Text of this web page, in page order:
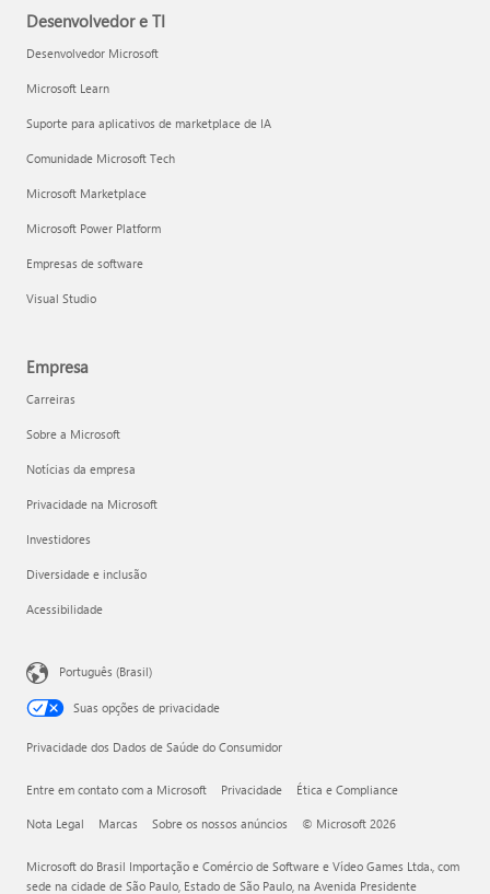
Desenvolvedor e TI
Desenvolvedor Microsoft
Microsoft Learn
Suporte para aplicativos de marketplace de IA
Comunidade Microsoft Tech
Microsoft Marketplace
Microsoft Power Platform
Empresas de software
Visual Studio
Empresa
Carreiras
Sobre a Microsoft
Notícias da empresa
Privacidade na Microsoft
Investidores
Diversidade e inclusão
Acessibilidade
Português (Brasil)
Suas opções de privacidade
Privacidade dos Dados de Saúde do Consumidor
Entre em contato com a Microsoft Privacidade Ética e Compliance
Nota Legal Marcas Sobre os nossos anúncios © Microsoft 2026
Microsoft do Brasil Importação e Comércio de Software e Vídeo Games Ltda., com
sede na cidade de São Paulo, Estado de São Paulo, na Avenida Presidente